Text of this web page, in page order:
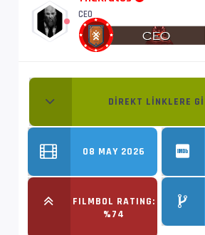
CEO
DIREKT LINKLERE
08 MAY 2026
FILMBOL RATING:
%74